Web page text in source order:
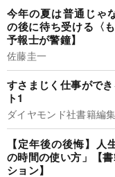
今年の夏は普通じゃ
の後に待ち受ける〈
予報士が警鐘】
佐藤圭一
すさまじく仕事がで
ト1
ダイヤモンド社書籍編
【定年後の後悔】
の時間の使い方」【
ション】